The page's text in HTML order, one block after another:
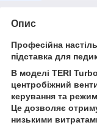
Опис
Професійна
підставка для
В моделі TERI
центробіжний
керування та
Це дозволяє
низькими